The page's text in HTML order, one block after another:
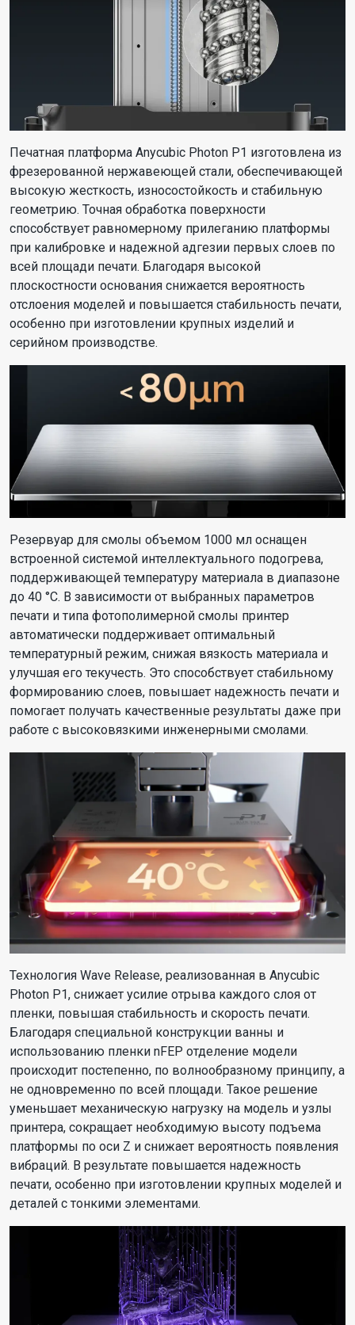
Печатная платформа Anycubic Photon P1 изготовлена из
фрезерованной нержавеющей стали, обеспечивающей
высокую жесткость, износостойкость и стабильную
геометрию. Точная обработка поверхности
способствует равномерному прилеганию платформы
при калибровке и надежной адгезии первых слоев по
всей площади печати. Благодаря высокой
плоскостности основания снижается вероятность
отслоения моделей и повышается стабильность печати,
особенно при изготовлении крупных изделий и
серийном производстве.
Резервуар для смолы объемом 1000 мл оснащен
встроенной системой интеллектуального подогрева,
поддерживающей температуру материала в диапазоне
до 40 °C. В зависимости от выбранных параметров
печати и типа фотополимерной смолы принтер
автоматически поддерживает оптимальный
температурный режим, снижая вязкость материала и
улучшая его текучесть. Это способствует стабильному
формированию слоев, повышает надежность печати и
помогает получать качественные результаты даже при
работе с высоковязкими инженерными смолами.
Технология Wave Release, реализованная в Anycubic
Photon P1, снижает усилие отрыва каждого слоя от
пленки, повышая стабильность и скорость печати.
Благодаря специальной конструкции ванны и
использованию пленки nFEP отделение модели
происходит постепенно, по волнообразному принципу, а
не одновременно по всей площади. Такое решение
уменьшает механическую нагрузку на модель и узлы
принтера, сокращает необходимую высоту подъема
платформы по оси Z и снижает вероятность появления
вибраций. В результате повышается надежность
печати, особенно при изготовлении крупных моделей и
деталей с тонкими элементами.